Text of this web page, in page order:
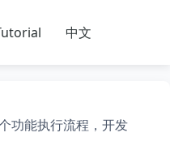
中文
功能执行流程，开发